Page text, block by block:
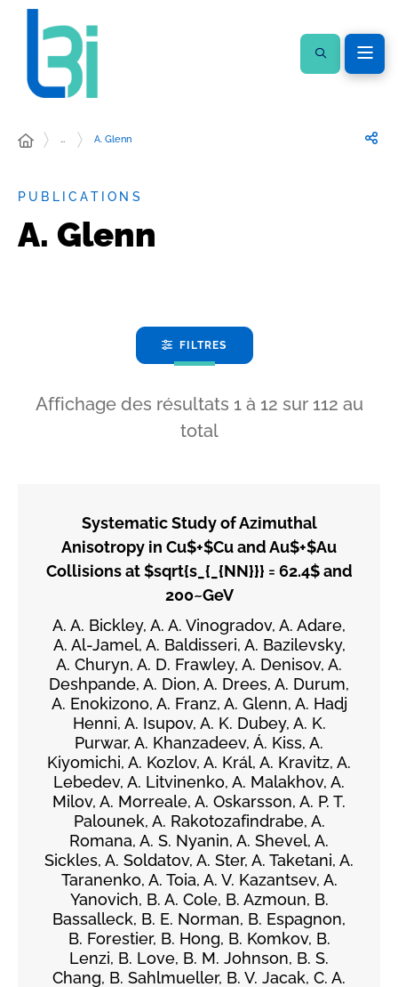
… A. Glenn
PUBLICATIONS
A. Glenn
FILTRES
Affichage des résultats 1à 12 sur 112 au
total
Systematic Study of Azimuthal
Anisotropy in Cu$+$Cu and Au$+$Au
Collisions at $sqrt{s_{_{NN}}} = 62.4$ and
200~GeV
A. A. Bickley, A. A. Vinogradov, A. Adare,
A. Al-Jamel, A. Baldisseri, A. Bazilevsky,
A. Churyn, A. D. Frawley, A. Denisov, A.
Deshpande, A. Dion, A. Drees, A. Durum,
A. Enokizono, A. Franz, A. Glenn, A. Hadj
Henni, A. Isupov, A. K. Dubey, A. K.
Purwar, A. Khanzadeev, Á. Kiss, A.
Kiyomichi, A. Kozlov, A. Král, A. Kravitz, A.
Lebedev, A. Litvinenko, A. Malakhov, A.
Milov, A. Morreale, A. Oskarsson, A. P. T.
Palounek, A. Rakotozafindrabe, A.
Romana, A. S. Nyanin, A. Shevel, A.
Sickles, A. Soldatov, A. Ster, A. Taketani, A.
Taranenko, A. Toia, A. V. Kazantsev, A.
Yanovich, B. A. Cole, B. Azmoun, B.
Bassalleck, B. E. Norman, B. Espagnon,
B. Forestier, B. Hong, B. Komkov, B.
Lenzi, B. Love, B. M. Johnson, B. S.
Chang, B. Sahlmueller, B. V. Jacak, C. A.